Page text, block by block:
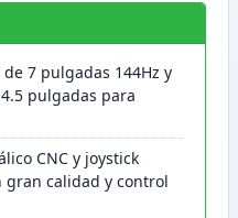
7 pulgadas 144Hz y
pulgadas para
CNC y joystick
gran calidad y control